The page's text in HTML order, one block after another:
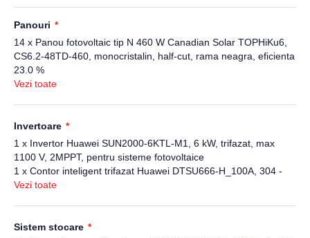
Panouri
14 x Panou fotovoltaic tip N 460 W Canadian Solar TOPHiKu6,
CS6.2-48TD-460, monocristalin, half-cut, rama neagra, eficienta
23.0 %
Vezi toate
Invertoare
1 x Invertor Huawei SUN2000-6KTL-M1, 6 kW, trifazat, max
1100 V, 2MPPT, pentru sisteme fotovoltaice
1 x Contor inteligent trifazat Huawei DTSU666-H_100A, 304 -
499 Vac, 0-100 A, RS 485
Vezi toate
Sistem stocare